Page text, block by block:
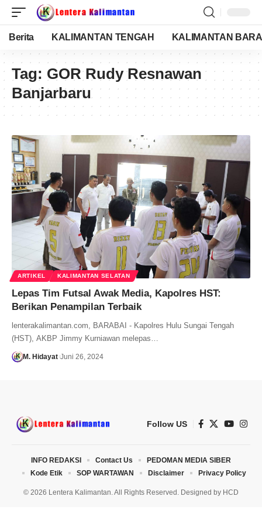
Berita KALIMANTAN TENGAH KALIMANTAN
Tag: GOR Rudy Resnawan
Banjarbaru
ARTIKEL KALIMANTAN SELATAN
Lepas Tim Futsal Awak Media, Kapolres HST:
Berikan Penampilan Terbaik
lenterakalimantan.com, BARABAI - Kapolres Hulu Sungai Tengah
(HST), AKBP Jimmy Kurniawan melepas…
M. Hidayat Juni 26, 2024
Follow US
© 2026 Lentera Kalimantan. All Rights Reserved. Designed by HCD
INFO REDAKSI Contact Us
PEDOMAN MEDIA SIBER
Kode Etik
SOP WARTAWAN Disclaimer Privacy Policy